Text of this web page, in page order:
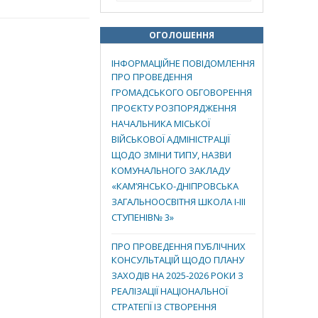
ОГОЛОШЕННЯ
ІНФОРМАЦІЙНЕ ПОВІДОМЛЕННЯ
ПРО ПРОВЕДЕННЯ
ГРОМАДСЬКОГО ОБГОВОРЕННЯ
ПРОЄКТУ РОЗПОРЯДЖЕННЯ
НАЧАЛЬНИКА МІСЬКОЇ
ВІЙСЬКОВОЇ АДМІНІСТРАЦІЇ
ЩОДО ЗМІНИ ТИПУ, НАЗВИ
КОМУНАЛЬНОГО ЗАКЛАДУ
«КАМ’ЯНСЬКО-ДНІПРОВСЬКА
ЗАГАЛЬНООСВІТНЯ ШКОЛА І-ІІІ
СТУПЕНІВ№ 3»
ПРО ПРОВЕДЕННЯ ПУБЛІЧНИХ
КОНСУЛЬТАЦІЙ ЩОДО ПЛАНУ
ЗАХОДІВ НА 2025-2026 РОКИ З
РЕАЛІЗАЦІЇ НАЦІОНАЛЬНОЇ
СТРАТЕГІЇ ІЗ СТВОРЕННЯ